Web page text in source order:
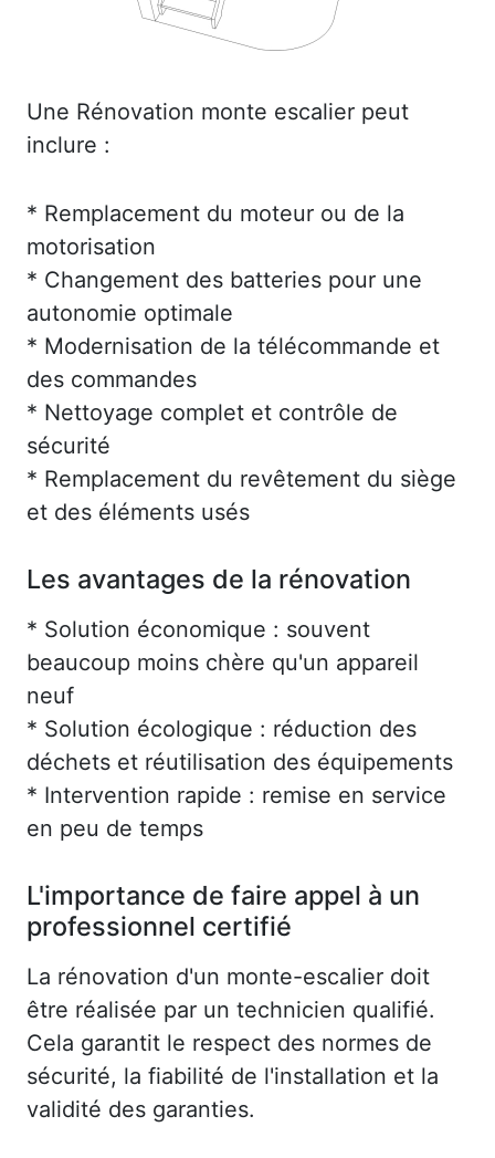
Une Rénovation monte escalier peut
inclure :
* Remplacement du moteur ou de la
motorisation
* Changement des batteries pour une
autonomie optimale
* Modernisation de la télécommande et
des commandes
* Nettoyage complet et contrôle de
sécurité
* Remplacement du revêtement du siège
et des éléments usés
Les avantages de la rénovation
* Solution économique : souvent
beaucoup moins chère qu'un appareil
neuf
* Solution écologique : réduction des
déchets et réutilisation des équipements
* Intervention rapide : remise en service
en peu de temps
L'importance de faire appel à un
professionnel certifié
La rénovation d'un monte-escalier doit
être réalisée par un technicien qualifié.
Cela garantit le respect des normes de
sécurité, la fiabilité de l'installation et la
validité des garanties.